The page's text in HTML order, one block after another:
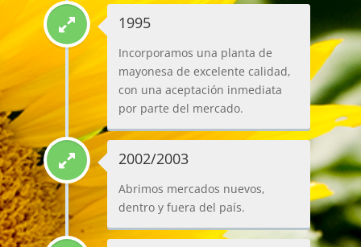
1995
Incorporamos una planta de
mayonesa de excelente calidad,
con una aceptación inmediata
por parte del mercado.
2002/2003
Abrimos mercados nuevos,
dentro y fuera del país.